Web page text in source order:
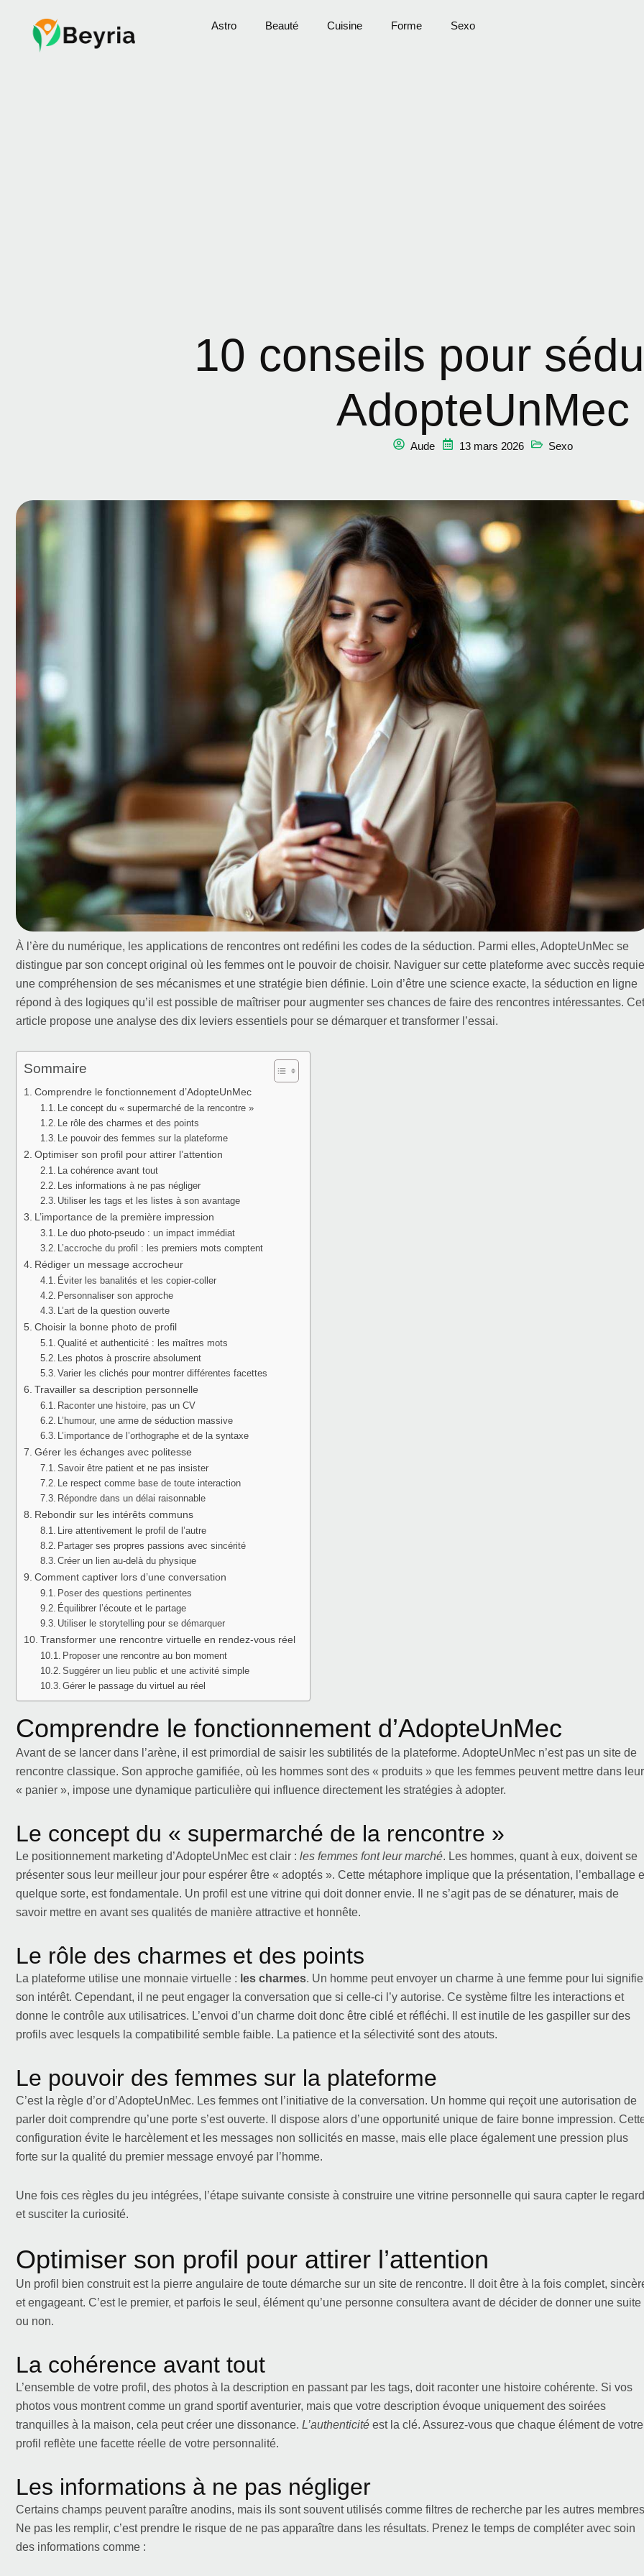
Astro Beauté Cuisine Forme Sexo
10 conseils pour
AdopteUnMec
Aude 13 mars 2026 Sexo
À l’ère du numérique, les applications de rencontres ont redéfini les codes de la séduction. Parmi elles, AdopteUnMec se
distingue par son concept original où les femmes ont le pouvoir de choisir. Naviguer sur cette plateforme avec succès
une compréhension de ses mécanismes et une stratégie bien définie. Loin d’être une science exacte, la séduction en ligne
répond à des logiques qu’il est possible de maîtriser pour augmenter ses chances de faire des rencontres intéressantes. Cet
article propose une analyse des dix leviers essentiels pour se démarquer et transformer l’essai.
Sommaire
Comprendre le fonctionnement d’AdopteUnMec
Le concept du « supermarché de la rencontre »
Le rôle des charmes et des points
Le pouvoir des femmes sur la plateforme
Optimiser son profil pour attirer l’attention
La cohérence avant tout
Les informations à ne pas négliger
Utiliser les tags et les listes à son avantage
L’importance de la première impression
Le duo photo-pseudo : un impact immédiat
L’accroche du profil : les premiers mots comptent
Rédiger un message accrocheur
Éviter les banalités et les copier-coller
Personnaliser son approche
L’art de la question ouverte
Choisir la bonne photo de profil
Qualité et authenticité : les maîtres mots
Les photos à proscrire absolument
Varier les clichés pour montrer différentes facettes
Travailler sa description personnelle
Raconter une histoire, pas un CV
L’humour, une arme de séduction massive
L’importance de l’orthographe et de la syntaxe
Gérer les échanges avec politesse
Savoir être patient et ne pas insister
Le respect comme base de toute interaction
Répondre dans un délai raisonnable
Rebondir sur les intérêts communs
Lire attentivement le profil de l’autre
Partager ses propres passions avec sincérité
Créer un lien au-delà du physique
Comment captiver lors d’une conversation
Poser des questions pertinentes
Équilibrer l’écoute et le partage
Utiliser le storytelling pour se démarquer
Transformer une rencontre virtuelle en rendez-vous réel
Proposer une rencontre au bon moment
Suggérer un lieu public et une activité simple
Gérer le passage du virtuel au réel
Comprendre le fonctionnement d’AdopteUnMec
Avant de se lancer dans l’arène, il est primordial de saisir les subtilités de la plateforme. AdopteUnMec n’est pas un site de
rencontre classique. Son approche gamifiée, où les hommes sont des « produits » que les femmes peuvent mettre dans leur
« panier », impose une dynamique particulière qui influence directement les stratégies à adopter.
Le concept du « supermarché de la rencontre »
Le positionnement marketing d’AdopteUnMec est clair : les femmes font leur marché. Les hommes, quant à eux, doivent se
présenter sous leur meilleur jour pour espérer être « adoptés ». Cette métaphore implique que la présentation, l’emballage
quelque sorte, est fondamentale. Un profil est une vitrine qui doit donner envie. Il ne s’agit pas de se dénaturer, mais de
savoir mettre en avant ses qualités de manière attractive et honnête.
Le rôle des charmes et des points
La plateforme utilise une monnaie virtuelle : les charmes. Un homme peut envoyer un charme à une femme pour lui
son intérêt. Cependant, il ne peut engager la conversation que si celle-ci l’y autorise. Ce système filtre les interactions et
donne le contrôle aux utilisatrices. L’envoi d’un charme doit donc être ciblé et réfléchi. Il est inutile de les gaspiller sur des
profils avec lesquels la compatibilité semble faible. La patience et la sélectivité sont des atouts.
Le pouvoir des femmes sur la plateforme
C’est la règle d’or d’AdopteUnMec. Les femmes ont l’initiative de la conversation. Un homme qui reçoit une autorisation de
parler doit comprendre qu’une porte s’est ouverte. Il dispose alors d’une opportunité unique de faire bonne impression.
configuration évite le harcèlement et les messages non sollicités en masse, mais elle place également une pression plus
forte sur la qualité du premier message envoyé par l’homme.
Une fois ces règles du jeu intégrées, l’étape suivante consiste à construire une vitrine personnelle qui saura capter le regard
et susciter la curiosité.
Optimiser son profil pour attirer l’attention
Un profil bien construit est la pierre angulaire de toute démarche sur un site de rencontre. Il doit être à la fois complet,
et engageant. C’est le premier, et parfois le seul, élément qu’une personne consultera avant de décider de donner une suite
ou non.
La cohérence avant tout
L’ensemble de votre profil, des photos à la description en passant par les tags, doit raconter une histoire cohérente. Si vos
photos vous montrent comme un grand sportif aventurier, mais que votre description évoque uniquement des soirées
tranquilles à la maison, cela peut créer une dissonance. L’authenticité est la clé. Assurez-vous que chaque élément de votre
profil reflète une facette réelle de votre personnalité.
Les informations à ne pas négliger
Certains champs peuvent paraître anodins, mais ils sont souvent utilisés comme filtres de recherche par les autres
Ne pas les remplir, c’est prendre le risque de ne pas apparaître dans les résultats. Prenez le temps de compléter avec soin
des informations comme :